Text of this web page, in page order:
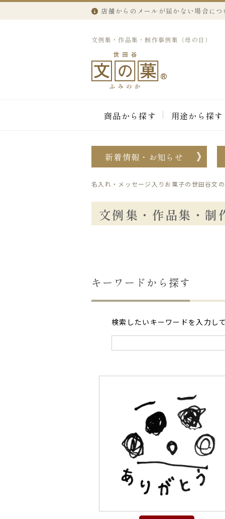
店舗からのメールが届かない場合に
文例集・作品集・制作事例集（母の日）
商品から探す 用途から探す
新着情報・お知らせ
名入れ・メッセージ入りお菓子の世田谷文
文例集・作品集・制
キーワードから探す
検索したいキーワードを入力し